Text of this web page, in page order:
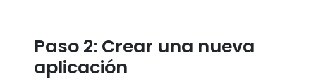
Paso 2: Crear una nueva
aplicación